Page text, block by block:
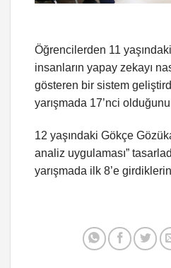
Öğrencilerden 11
insanların yapay zekayı
gösteren bir sistem
yarışmada 17’nci
12 yaşındaki Gökçe
analiz uygulaması”
yarışmada ilk 8’e